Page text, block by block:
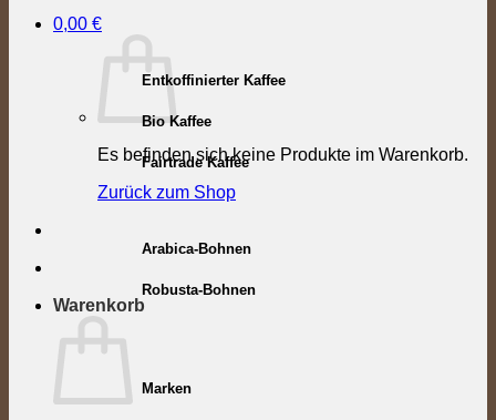
0,00 €
Es befinden sich keine Produkte im Warenkorb.
Zurück zum Shop
Warenkorb
Entkoffinierter Kaffee
Bio Kaffee
Fairtrade Kaffee
Arabica-Bohnen
Robusta-Bohnen
Marken